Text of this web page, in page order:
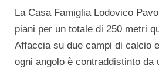
La Casa Famiglia Lodovico
piani per un totale di 250 metri
Affaccia su due campi di calcio
ogni angolo è contraddistinto da